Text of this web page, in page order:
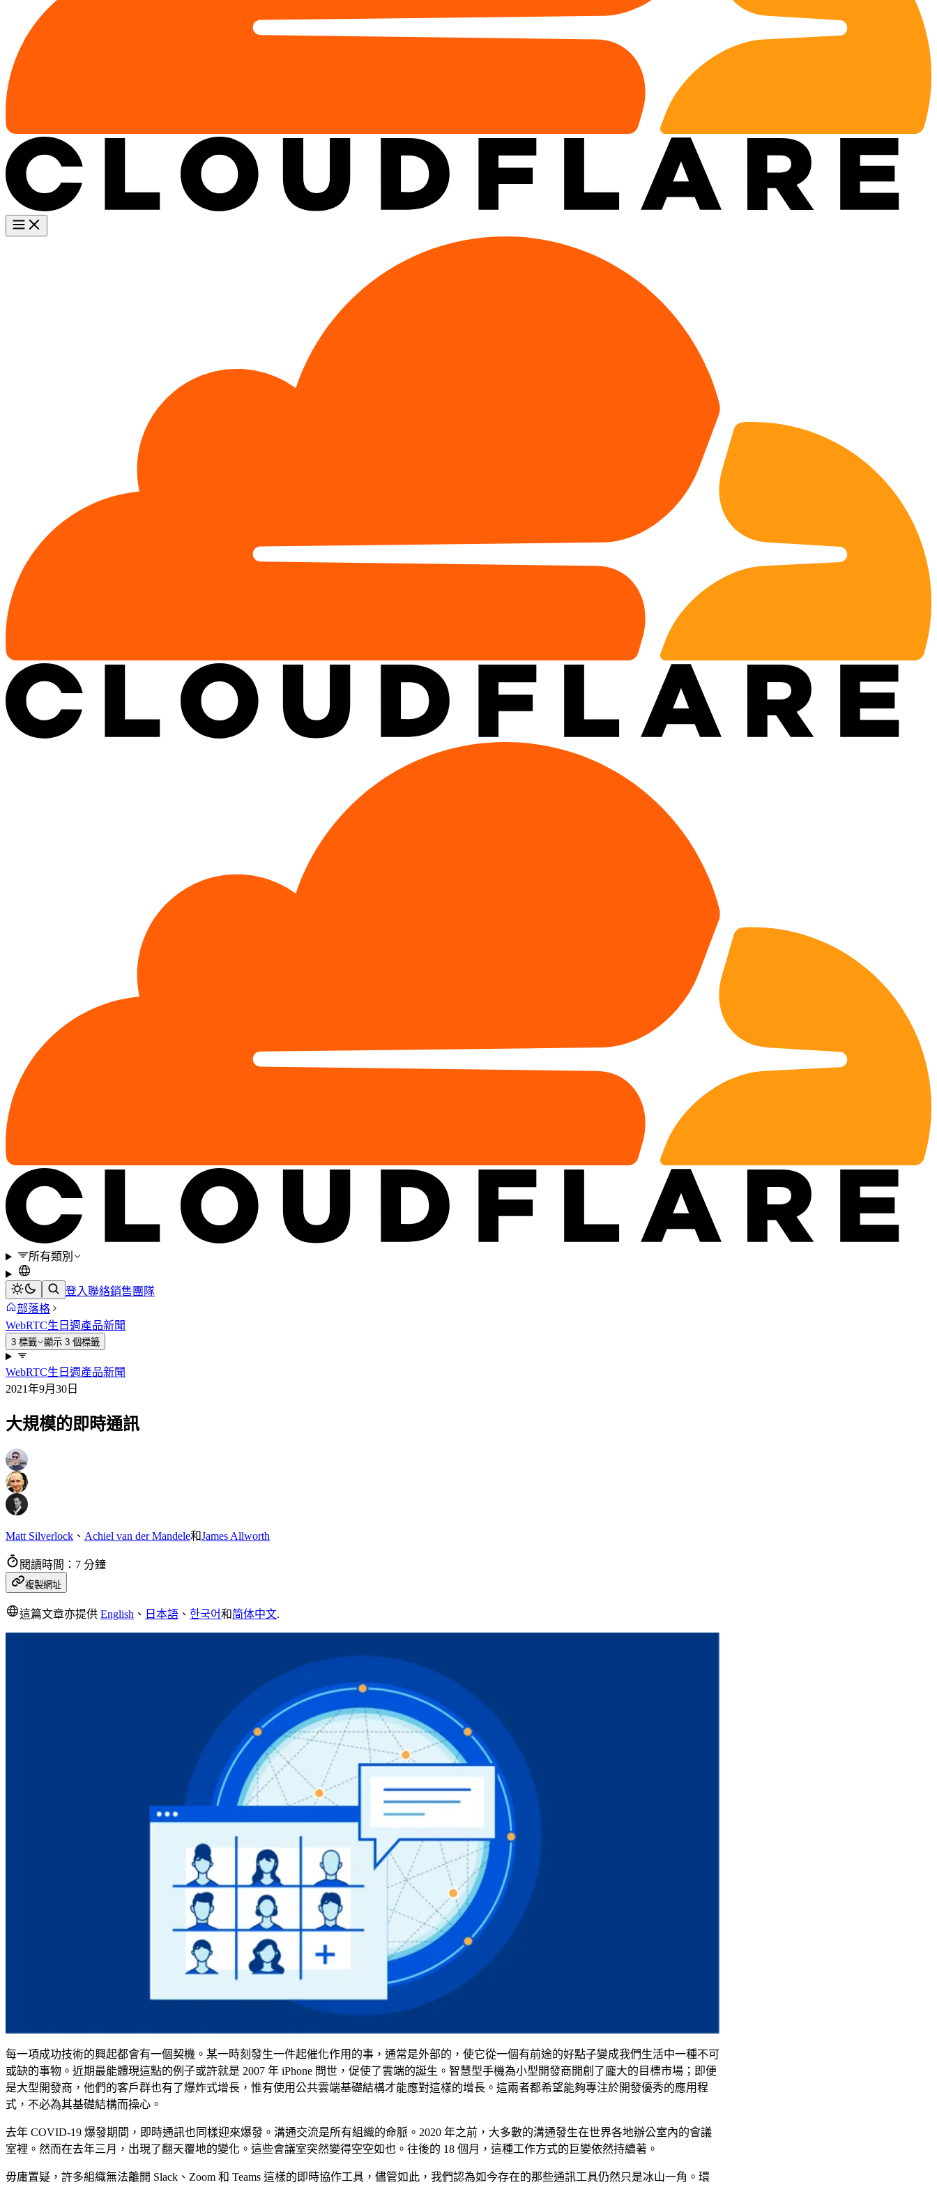
所有類別
登入聯絡銷售團隊
部落格
WebRTC生日週產品新聞
3 標籤 顯示 3 個標籤
WebRTC生日週產品新聞
2021年9月30日
大規模的即時通訊
Matt Silverlock 、 Achiel van der Mandele和James Allworth
閱讀時間：7 分鐘
複製網址
這篇文章亦提供 English 、 日本語 、 한국어和简体中文.
每一項成功技術的興起都會有一個契機。某一時刻發生一件起催化作用的事，通常是外部的，使它從一個有前途的好點子變成我們生活中一種不可
或缺的事物。近期最能體現這點的例子或許就是 2007 年 iPhone 問世，促使了雲端的誕生。智慧型手機為小型開發商開創了龐大的目標市場；即便
是大型開發商，他們的客戶群也有了爆炸式增長，惟有使用公共雲端基礎結構才能應對這樣的增長。這兩者都希望能夠專注於開發優秀的應用程
式，不必為其基礎結構而操心。
去年 COVID-19 爆發期間，即時通訊也同樣迎來爆發。溝通交流是所有組織的命脈。2020 年之前，大多數的溝通發生在世界各地辦公室內的會議
室裡。然而在去年三月，出現了翻天覆地的變化。這些會議室突然變得空空如也。往後的 18 個月，這種工作方式的巨變依然持續著。
毋庸置疑，許多組織無法離開 Slack、Zoom 和 Teams 這樣的即時協作工具，儘管如此，我們認為如今存在的那些通訊工具仍然只是冰山一角。環